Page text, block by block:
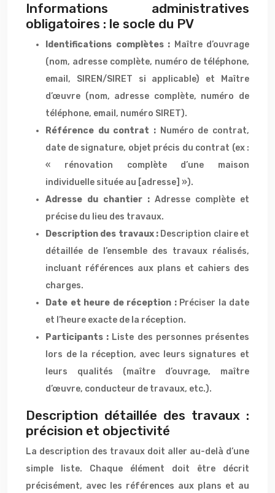
Informations administratives
obligatoires : le socle du PV
Identifications complètes : Maître d’ouvrage
(nom, adresse complète, numéro de téléphone,
email, SIREN/SIRET si applicable) et Maître
d’œuvre (nom, adresse complète, numéro de
téléphone, email, numéro SIRET).
Référence du contrat : Numéro de contrat,
date de signature, objet précis du contrat (ex :
« rénovation complète d’une maison
individuelle située au [adresse] »).
Adresse du chantier : Adresse complète et
précise du lieu des travaux.
Description des travaux : Description claire et
détaillée de l’ensemble des travaux réalisés,
incluant références aux plans et cahiers des
charges.
Date et heure de réception : Préciser la date
et l’heure exacte de la réception.
Participants : Liste des personnes présentes
lors de la réception, avec leurs signatures et
leurs qualités (maître d’ouvrage, maître
d’œuvre, conducteur de travaux, etc.).
Description détaillée des travaux :
précision et objectivité
La description des travaux doit aller au-delà d’une
simple liste. Chaque élément doit être décrit
précisément, avec les références aux plans et au